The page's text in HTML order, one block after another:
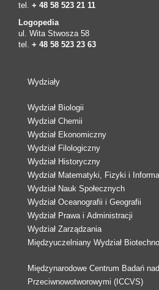
tel. + 48 58 523 21 11
Logopedia
ul. Wita Stwosza 58
tel. + 48 58 523 23 63
Wydziały
Wydział Biologii
Wydział Chemii
Wydział Ekonomiczny
Wydział Filologiczny
Wydział Historyczny
Wydział Matematyki, Fizyki i
Wydział Nauk Społecznych
Wydział Oceanografii i Geografii
Wydział Prawa i Administracji
Wydział Zarządzania
Międzyuczelniany Wydział
Międzynarodowe Centrum Badań
Przeciwnowotworowymi (ICCVS)